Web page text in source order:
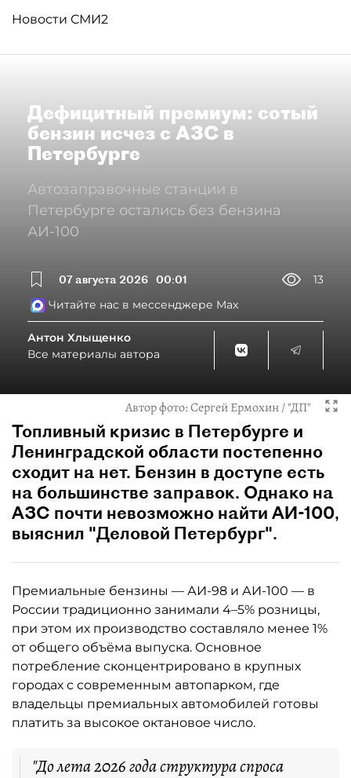
Новости СМИ2
Дефицитный премиум: сотый
бензин исчез с АЗС в
Петербурге
Автозаправочные станции в
Петербурге остались без бензина
АИ-100
07 августа 2026 00:01
13
Читайте нас в мессенджере Max
Антон Хлыщенко
Все материалы автора
Автор фото:Сергей Ермохин / "ДП"
Топливный кризис в Петербурге и
Ленинградской области постепенно
сходит на нет. Бензин в доступе есть
на большинстве заправок. Однако на
АЗС почти невозможно найти АИ-100,
выяснил "Деловой Петербург".
Премиальные бензины — АИ-98 и АИ-100 — в
России традиционно занимали 4–5% розницы,
при этом их производство составляло менее 1%
от общего объёма выпуска. Основное
потребление сконцентрировано в крупных
городах с современным автопарком, где
владельцы премиальных автомобилей готовы
платить за высокое октановое число.
"До лета 2026 года структура спроса